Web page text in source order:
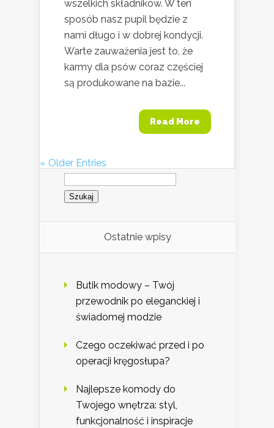
wszelkich składników. W ten
sposób nasz pupil będzie z
nami długo i w dobrej kondycji.
Warte zauważenia jest to, że
karmy dla psów coraz częściej
są produkowane na bazie...
Read More
« Older Entries
Szukaj:
Ostatnie wpisy
Butik modowy – Twój
przewodnik po eleganckiej i
świadomej modzie
Czego oczekiwać przed i po
operacji kręgosłupa?
Najlepsze komody do
Twojego wnętrza: styl,
funkcjonalność i inspiracje